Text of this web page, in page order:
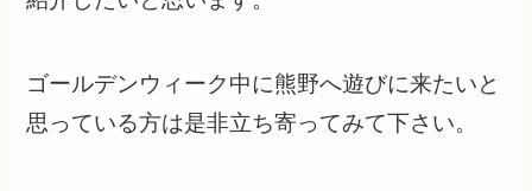
ゴールデンウィーク中に熊野へ遊びに来たいと
思っている方は是非立ち寄ってみて下さい。